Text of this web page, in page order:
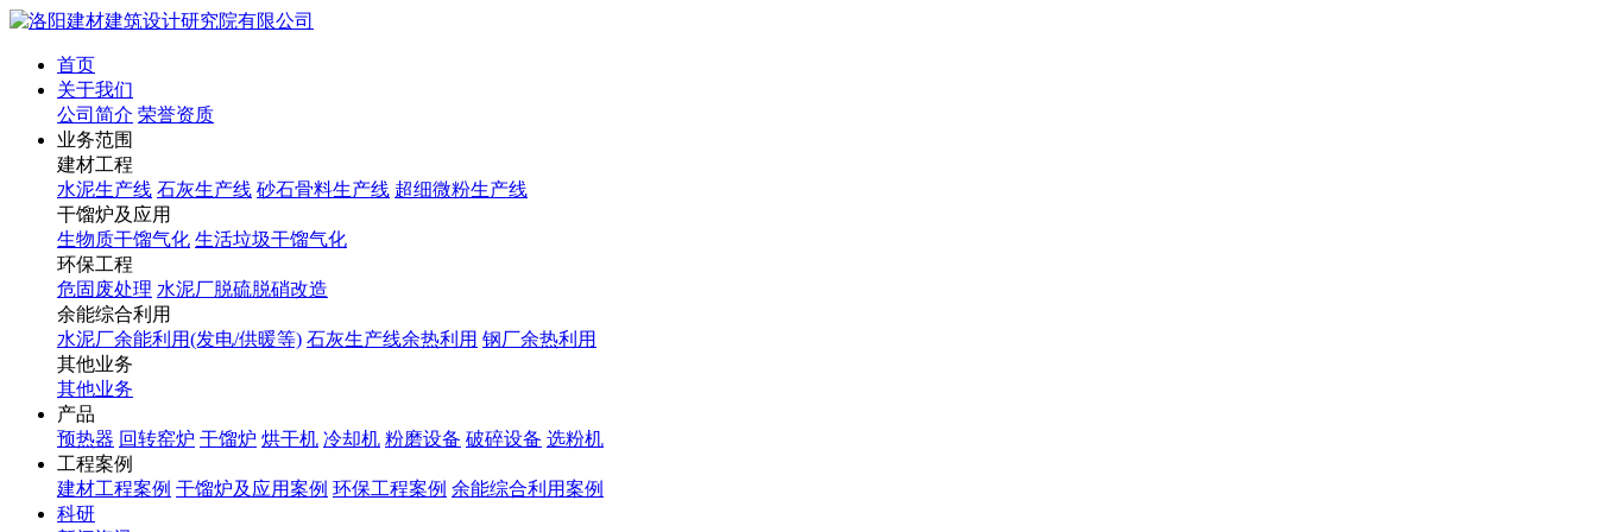
首页
关于我们
公司简介 荣誉资质
业务范围
建材工程
水泥生产线 石灰生产线 砂石骨料生产线 超细微粉生产线
干馏炉及应用
生物质干馏气化 生活垃圾干馏气化
环保工程
危固废处理 水泥厂脱硫脱硝改造
余能综合利用
水泥厂余能利用(发电/供暖等) 石灰生产线余热利用 钢厂余热利用
其他业务
其他业务
产品
预热器 回转窑炉 干馏炉 烘干机 冷却机 粉磨设备 破碎设备 选粉机
工程案例
建材工程案例 干馏炉及应用案例 环保工程案例 余能综合利用案例
科研